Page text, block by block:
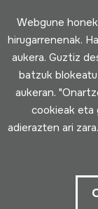
Erabilpen
Webgune
hirugarrenenak.
aukera. Guztiz
batzuk
aukeran.
cookieak eta
adierazten ari